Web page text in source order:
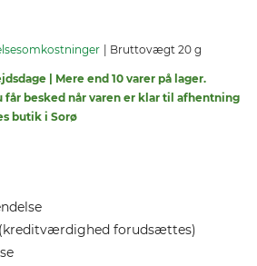
Bruttovægt 20 g
| Mere end 10 varer på lager.
får besked når varen er klar til afhentning
butik i Sorø
forudsættes)